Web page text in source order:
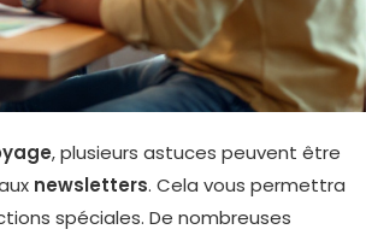
, plusieurs astuces peuvent être
newsletters. Cela vous permettra
spéciales. De nombreuses